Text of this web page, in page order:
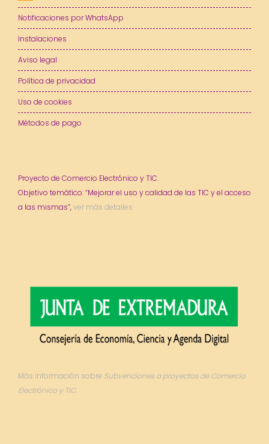
Notificaciones por WhatsApp
Instalaciones
Aviso legal
Política de privacidad
Uso de cookies
Métodos de pago
Proyecto de Comercio Electrónico y TIC.
Objetivo temático: “Mejorar el uso y calidad de las TIC y el acceso
a las mismas”,ver más detalles.
Más información sobre Subvenciones a proyectos de Comercio
Electrónico y TIC.